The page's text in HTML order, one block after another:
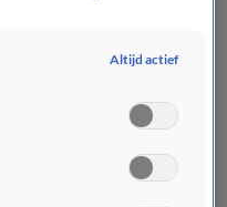
Altijd actief